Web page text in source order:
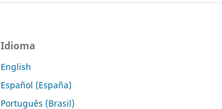
Idioma
English
Español (España)
Português (Brasil)